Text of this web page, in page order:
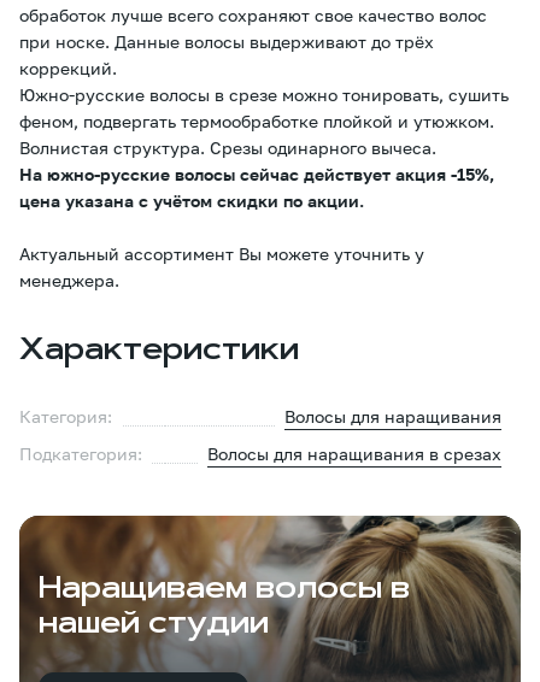
обработок лучше всего сохраняют свое качество волос
при носке. Данные волосы выдерживают до трёх
коррекций.
Южно-русские волосы в срезе можно тонировать, сушить
феном, подвергать термообработке плойкой и утюжком.
Волнистая структура. Срезы одинарного вычеса.
На южно-русские волосы сейчас действует акция -15%,
цена указана с учётом скидки по акции.
Актуальный ассортимент Вы можете уточнить у
менеджера.
Характеристики
Категория:
Волосы для наращивания
Подкатегория:
Волосы для наращивания в срезах
Наращиваем волосы в
нашей студии